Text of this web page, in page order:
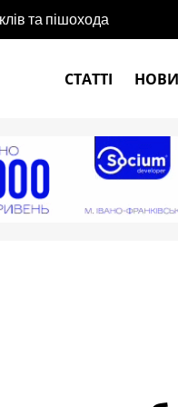
та пішохода
СТАТТІ